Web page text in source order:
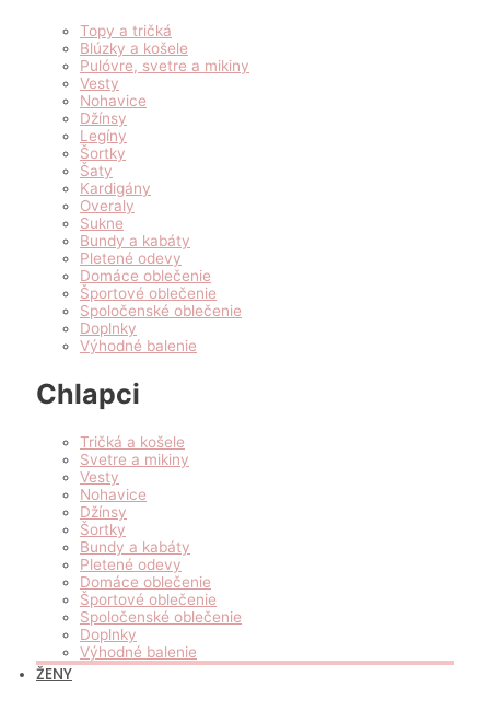
Topy a tričká
Blúzky a košele
Pulóvre, svetre a mikiny
Vesty
Nohavice
Džínsy
Legíny
Šortky
Šaty
Kardigány
Overaly
Sukne
Bundy a kabáty
Pletené odevy
Domáce oblečenie
Športové oblečenie
Spoločenské oblečenie
Doplnky
Výhodné balenie
Chlapci
Tričká a košele
Svetre a mikiny
Vesty
Nohavice
Džínsy
Šortky
Bundy a kabáty
Pletené odevy
Domáce oblečenie
Športové oblečenie
Spoločenské oblečenie
Doplnky
Výhodné balenie
ŽENY